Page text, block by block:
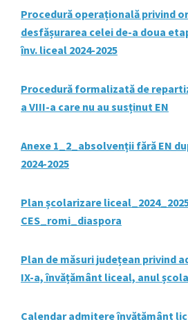
Procedură operațională privind
desfășurarea celei de-a doua
înv. liceal 2024-2025
Procedură formalizată de
a VIII-a care nu au susținut EN
Anexe 1­_2_absolvenții fără EN
2024-2025
Plan școlarizare
CES_romi_diaspora
Plan de măsuri județean privind
IX-a, învățământ liceal, anul
Calendar admitere învățământ